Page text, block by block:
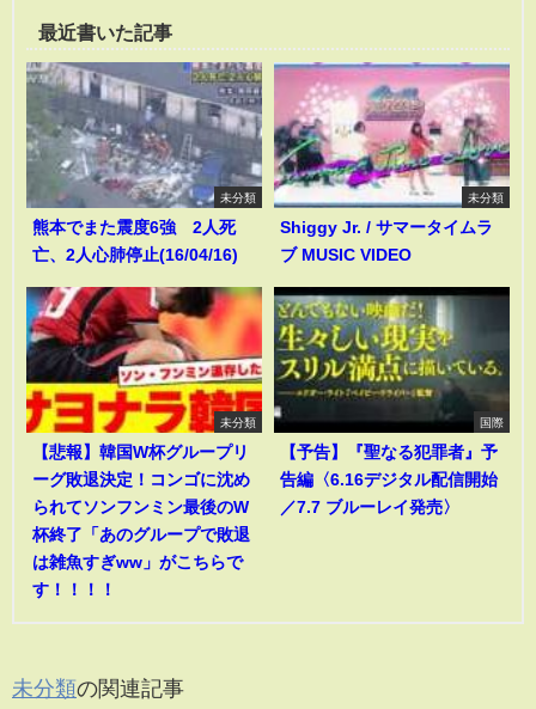
最近書いた記事
未分類
熊本でまた震度6強 2人死
亡、2人心肺停止(16/04/16)
未分類
Shiggy Jr. / サマータイムラ
ブ MUSIC VIDEO
未分類
【悲報】韓国W杯グループリ
ーグ敗退決定！コンゴに沈め
られてソンフンミン最後のW
杯終了「あのグループで敗退
は雑魚すぎww」がこちらで
す！！！！
国際
【予告】『聖なる犯罪者』予
告編〈6.16デジタル配信開始
／7.7 ブルーレイ発売〉
未分類の関連記事